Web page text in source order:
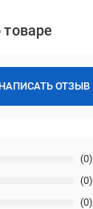
НАПИСАТЬ ОТЗЫВ
(0)
(0)
(0)